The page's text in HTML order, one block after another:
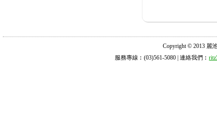
Copyright © 2013 麗
服務專線︰(03)561-5080 | 連絡我們︰